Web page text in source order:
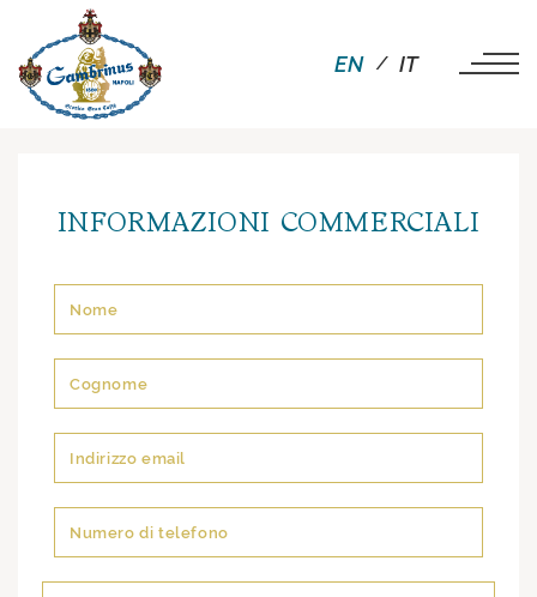
EN IT
INFORMAZIONI COMMERCIALI